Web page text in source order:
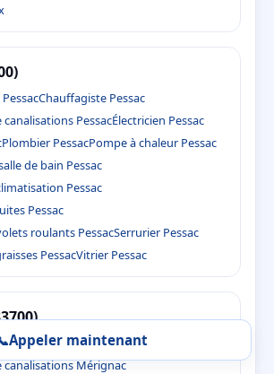
Chauffagiste Pessac
PessacÉlectricien Pessac
Plombier PessacPompe à chaleur Pessac
de bain Pessac
Pessac
Pessac
roulants PessacSerrurier Pessac
PessacVitrier Pessac
MérignacChauffagiste Mérignac
canalisations Mérignac
Appeler maintenant